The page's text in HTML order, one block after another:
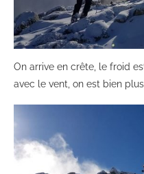
On arrive en crête, le froid
avec le vent, on est bien